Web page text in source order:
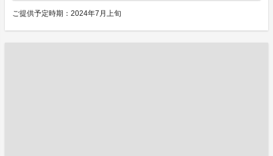
ご提供予定時期：2024年7月上旬